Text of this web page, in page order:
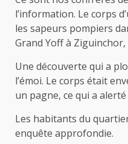
l’information. Le corps
les sapeurs pompiers
Grand Yoff à Ziguinchor,
Une découverte qui a
l’émoi. Le corps était
un pagne, ce qui a
Les habitants du
enquête approfondie.